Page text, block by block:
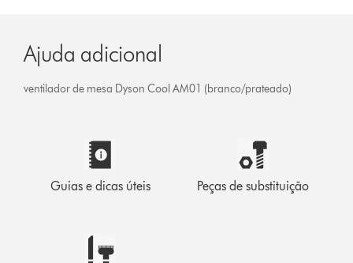
Ajuda adicional
ventilador de mesa Dyson Cool AM01 (branco/prateado)
Guias e dicas úteis Peças de substituição